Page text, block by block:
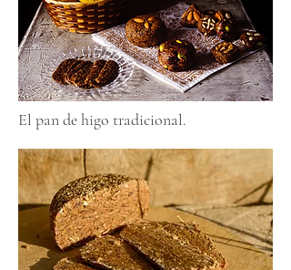
El pan de higo tradicional.